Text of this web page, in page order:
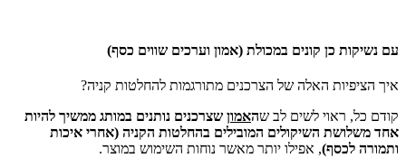
עם נשיקות כן קונים במכולת (אמון וערכים שווים כסף)
איך הציפיות האלה של הצרכנים מתורגמות להחלטות קניה?
קודם כל, ראוי לשים לב שהאמון שצרכנים נותנים במותג ממשיך להיות
אחד משלושת השיקולים המובילים בהחלטות הקניה (אחרי איכות
ותמורה לכסף), אפילו יותר מאשר נוחות השימוש במוצר.